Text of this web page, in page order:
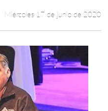
Miércoles 17 de junio de 2020